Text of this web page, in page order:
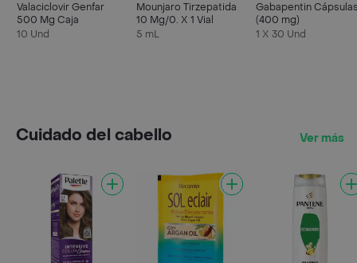
Valaciclovir Genfar
500 Mg Caja
10 Und
Mounjaro Tirzepatida
10 Mg/0. X 1 Vial
5 mL
Gabapentin
(400 mg)
1 X 30 Und
Cuidado del cabello Ver más